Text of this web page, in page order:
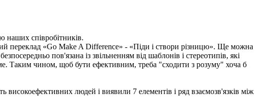
наших співробітників.
переклад «Go Make A Difference» - «Піди і створи різницю». Ще можна
пов'язана із звільненням від шаблонів і стереотипів, які
Таким чином, щоб бути ефективним, треба "сходити з розуму" хоча б
людей і виявили 7 елементів і ряд взаємозв'язків між